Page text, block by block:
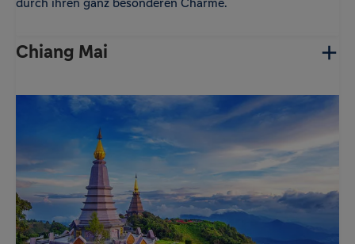
Chiang Mai